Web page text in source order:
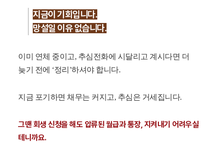
지금이 기회입니다.
망설일 이유 없습니다.
이미 연체 중이고, 추심전화에 시달리고 계시다면 더
늦기 전에 ‘정리’하셔야 합니다.
지금 포기하면 채무는 커지고, 추심은 거세집니다.
그땐 회생 신청을 해도 압류된 월급과 통장, 지켜내기 어려우실
테니까요.